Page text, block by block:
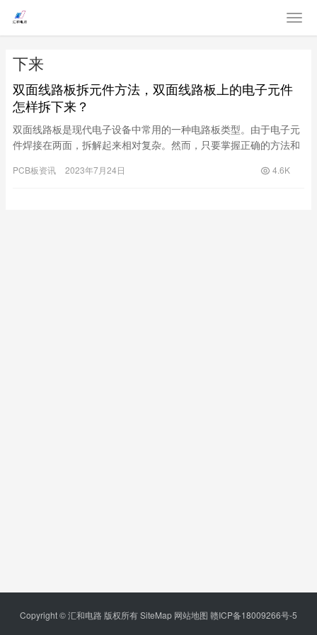
下来
双面线路板拆元件方法，双面线路板上的电子元件
怎样拆下来？
双面线路板是现代电子设备中常用的一种电路板类型。由于电子元
件焊接在两面，拆解起来相对复杂。然而，只要掌握正确的方法和
绍一些…
PCB板资讯 2023年7月24日 4.6K
Copyright © 汇和电路 版权所有SiteMap 网站地图 赣ICP备18009266号-5